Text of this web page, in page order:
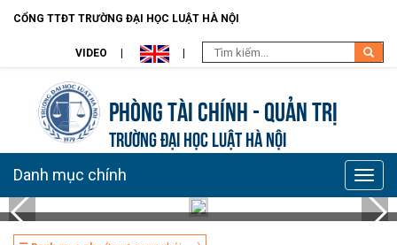
CỔNG TTĐT TRƯỜNG ĐẠI HỌC LUẬT HÀ NỘI
VIDEO
Phòng Tài chính - Quản trị
TRƯỜNG ĐẠI HỌC LUẬT HÀ NỘI
Toggle
Danh mục chính